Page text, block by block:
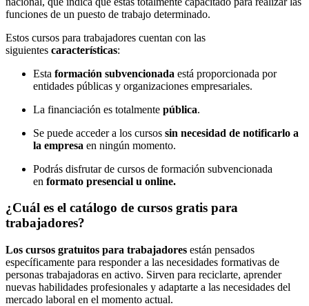
funciones de un puesto de trabajo determinado.
Estos cursos para trabajadores cuentan con las
siguientes características:
Esta formación subvencionada está proporcionada por
entidades públicas y organizaciones empresariales.
La financiación es totalmente pública.
Se puede acceder a los cursos sin necesidad de notificarlo a
la empresa en ningún momento.
Podrás disfrutar de cursos de formación subvencionada
en formato presencial u online.
¿Cuál es el catálogo de cursos gratis para
trabajadores?
Los cursos gratuitos para trabajadores están pensados
específicamente para responder a las necesidades formativas de
personas trabajadoras en activo. Sirven para reciclarte, aprender
nuevas habilidades profesionales y adaptarte a las necesidades del
mercado laboral en el momento actual.